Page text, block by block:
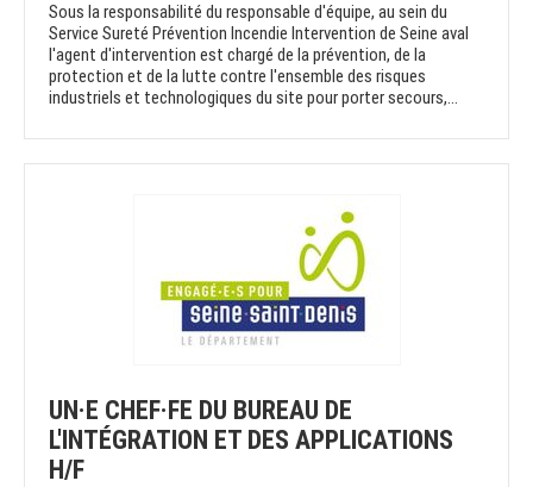
Sous la responsabilité du responsable d'équipe, au sein du
Service Sureté Prévention Incendie Intervention de Seine aval
l'agent d'intervention est chargé de la prévention, de la
protection et de la lutte contre l'ensemble des risques
industriels et technologiques du site pour porter secours,...
UN·E CHEF·FE DU BUREAU DE
L'INTÉGRATION ET DES APPLICATIONS
H/F